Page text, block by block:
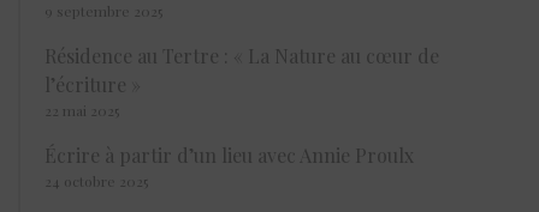
9 septembre 2025
Résidence au Tertre : « La Nature au cœur de
l’écriture »
22 mai 2025
Écrire à partir d’un lieu avec Annie Proulx
24 octobre 2025